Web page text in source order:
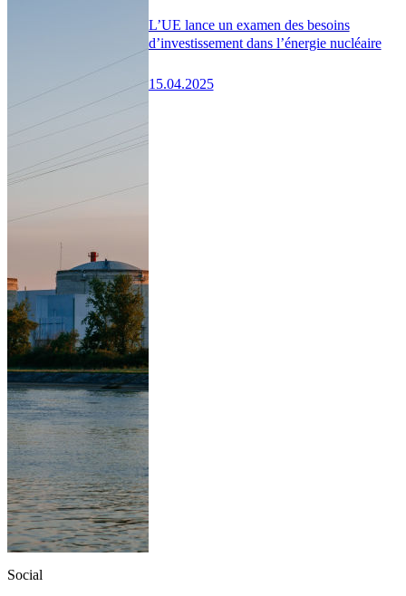
L’UE lance un examen des besoins
d’investissement dans l’énergie nucléaire
15.04.2025
Social